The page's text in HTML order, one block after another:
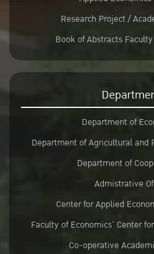
Research Project /
Book of Abstracts
Department of
Department of Agricultural and
Department of
Admistrative
Center for Applied
Faculty of Economics’ Center
Co-operative